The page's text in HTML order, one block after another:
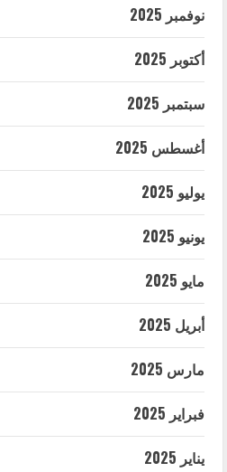
نوفمبر 2025
أكتوبر 2025
سبتمبر 2025
أغسطس 2025
يوليو 2025
يونيو 2025
مايو 2025
أبريل 2025
مارس 2025
فبراير 2025
يناير 2025